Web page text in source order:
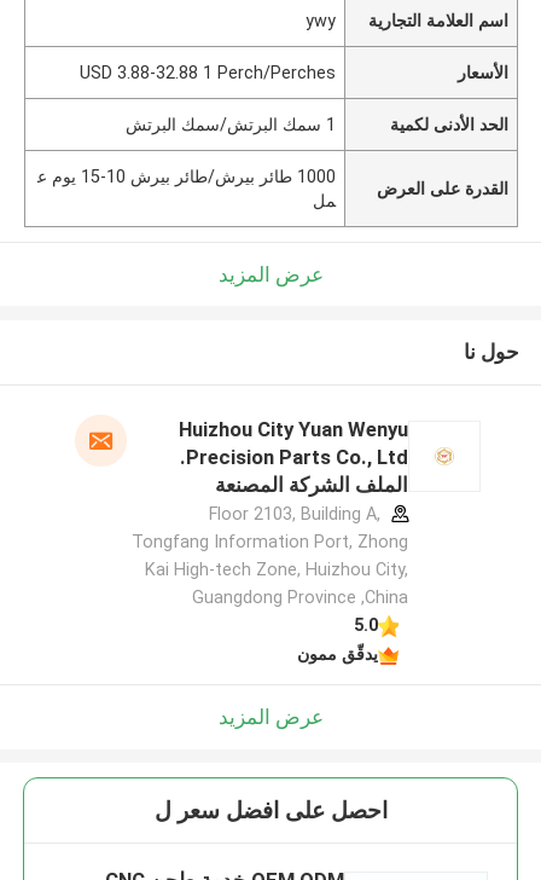
اسم العلامة التجارية ywy
الأسعار USD 3.88-32.88 1 Perch/Perches
الحد الأدنى لكمية 1 سمك البرتش/سمك البرتش
القدرة على العرض
1000 طائر بيرش/طائر بيرش 10-15 يوم ع
مل
عرض المزيد
حول نا
Huizhou City Yuan Wenyu
Precision Parts Co., Ltd.
الملف الشركة المصنعة
Floor 2103, Building A,
Tongfang Information Port, Zhong
Kai High-tech Zone, Huizhou City,
Guangdong Province ,China
5.0
يدقّق ممون
عرض المزيد
احصل على افضل سعر ل